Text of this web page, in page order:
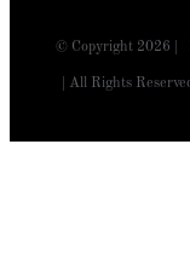
© Copyright 2026 |
| All Rights